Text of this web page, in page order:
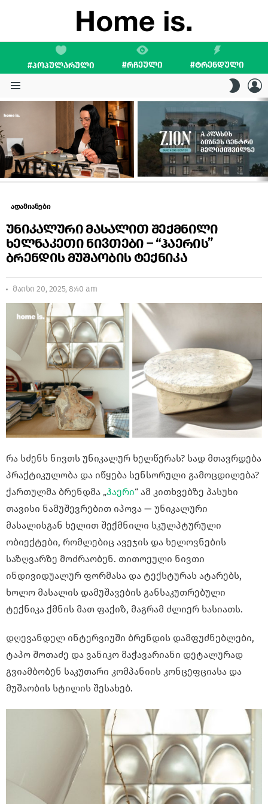
#ᲞᲝᲞᲣᲚᲐᲠᲣᲚᲘ #ᲠᲩᲔᲣᲚᲘ #ᲢᲠᲔᲜᲓᲣᲚᲘ
SKIN
STORIES
ადამიანები
უნიკალური მასალით შექმნილი
ხელნაკეთი ნივთები – “ჰაერის”
ბრენდის მუშაობის ტექნიკა
მაისი 20, 2025, 8:40 am
რა სძენს ნივთს უნიკალურ ხელწერას? სად მთავრდება
პრაქტიკულობა და იწყება სენსორული გამოცდილება?
ქართულმა ბრენდმა „ჰაერი“ ამ კითხვებზე პასუხი
თავისი ნამუშევრებით იპოვა — უნიკალური
მასალისგან ხელით შექმნილი სკულპტურული
ობიექტები, რომლებიც ავეჯის და ხელოვნების
საზღვარზე მოძრაობენ. თითოეული ნივთი
ინდივიდუალურ ფორმასა და ტექსტურას ატარებს,
ხოლო მასალის დამუშავების განსაკუთრებული
ტექნიკა ქმნის მათ ფაქიზ, მაგრამ ძლიერ ხასიათს.
დღევანდელ ინტერვიუში ბრენდის დამფუძნებლები,
ტაპო შოთაძე და ვანიკო მაჭავარიანი დეტალურად
გვიამბობენ საკუთარი კომპანიის კონცეფციასა და
მუშაობის სტილის შესახებ.